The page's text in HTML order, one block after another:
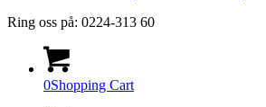
Ring oss på: 0224-313 60
0Shopping Cart